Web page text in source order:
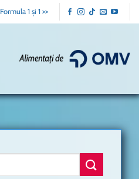
Formula 1 și 1 >>